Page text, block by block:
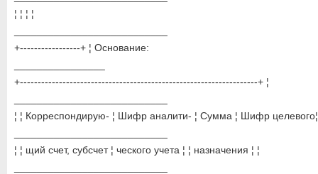
¦ ¦ ¦ ¦
+-----------------+ ¦ Основание:
+-------------------------------------------------------------------+ ¦
¦ ¦ Корреспондирую- ¦ Шифр аналити- ¦ Сумма ¦ Шифр целевого¦
¦ ¦ щий счет, субсчет ¦ ческого учета ¦ ¦ назначения ¦ ¦